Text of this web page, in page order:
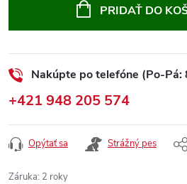
PRIDAŤ DO
Nakúpte po telefóne (Po-
+421 948 205 574
Opýtať sa Strážný pes
Záruka: 2 roky